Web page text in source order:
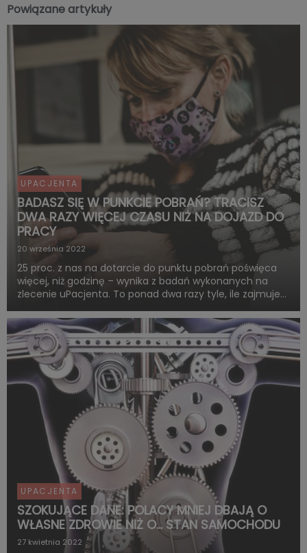
Powiązane artykuły
UPACJENTA
BADASZ SIĘ W PUNKCIE POBRAŃ? TRACISZ
DWA RAZY WIĘCEJ CZASU NIŻ NA DOJAZD DO
PRACY
20 września 2022
25 proc. z nas na dotarcie do punktu pobrań poświęca
więcej, niż godzinę – wynika z badań wykonanych na
zlecenie uPacjenta. To ponad dwa razy tyle, ile zajmuje
ankietowanych wizyta w gabinecie wiąże się z
koniecznością wzięc...
UPACJENTA
SZOKUJĄCE DANE: POLACY MNIEJ DBAJĄ O
WŁASNE ZDROWIE NIŻ O… STAN SAMOCHODU
27 kwietnia 2022